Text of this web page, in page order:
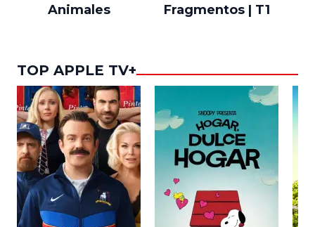
Animales Fragmentos | T1
TOP APPLE TV+